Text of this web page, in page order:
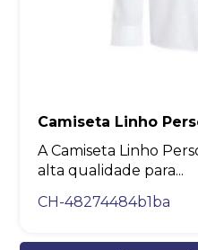
Camiseta Linho
A Camiseta Linho
alta qualidade para...
CH-48274484b1ba